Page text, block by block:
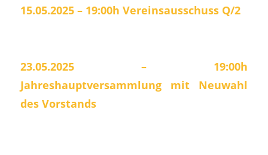
15.05.2025 – 19:00h Vereinsausschuss Q/2
23.05.2025 – 19:00h
Jahreshauptversammlung mit Neuwahl
des Vorstands